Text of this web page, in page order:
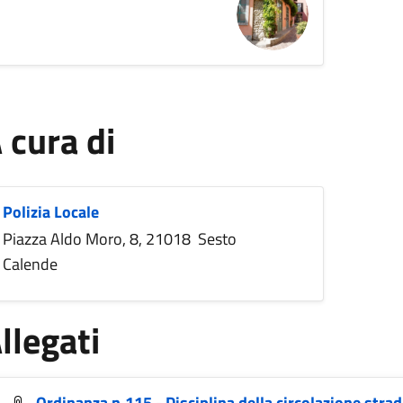
cura di
Polizia Locale
Piazza Aldo Moro, 8, 21018 Sesto
Calende